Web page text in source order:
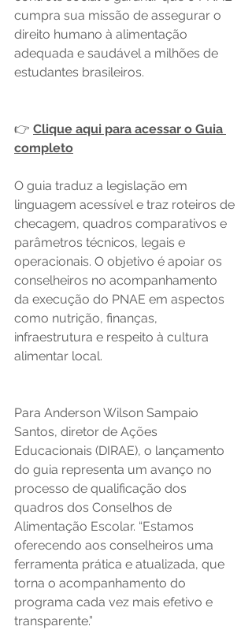
cumpra sua missão de assegurar o
direito humano à alimentação
adequada e saudável a milhões de
estudantes brasileiros.
👉 Clique aqui para acessar o Guia
completo
O guia traduz a legislação em
linguagem acessível e traz roteiros de
checagem, quadros comparativos e
parâmetros técnicos, legais e
operacionais. O objetivo é apoiar os
conselheiros no acompanhamento
da execução do PNAE em aspectos
como nutrição, finanças,
infraestrutura e respeito à cultura
alimentar local.
Para Anderson Wilson Sampaio
Santos, diretor de Ações
Educacionais (DIRAE), o lançamento
do guia representa um avanço no
processo de qualificação dos
quadros dos Conselhos de
Alimentação Escolar. “Estamos
oferecendo aos conselheiros uma
ferramenta prática e atualizada, que
torna o acompanhamento do
programa cada vez mais efetivo e
transparente.”